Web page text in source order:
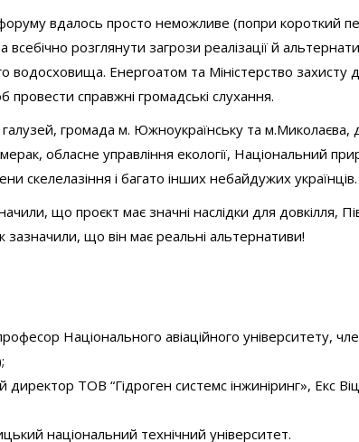
вдалось просто неможливе (попри короткий
розглянути загрози реалізації й
водосховища. Енергоатом та Міністерство захисту
провести справжні громадські слухання.
громада м. Южноукраїнську та м.Миколаєва,
обласне управління екології, Національний
скелелазіння і багато інших небайдужих українців.
що проєкт має значні наслідки для довкілля,
що він має реальні альтернативи!
Національного авіаційного університету,
директор ТОВ “Гідроген системс інжиніринг», Екс
національний технічний університет.